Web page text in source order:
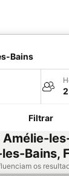
Bains
Filtrar
Bains,
os